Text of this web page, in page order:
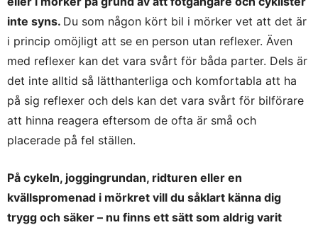
inte syns. Du som någon kört bil i mörker vet att det är
i princip omöjligt att se en person utan reflexer. Även
med reflexer kan det vara svårt för båda parter. Dels är
det inte alltid så lätthanterliga och komfortabla att ha
på sig reflexer och dels kan det vara svårt för bilförare
att hinna reagera eftersom de ofta är små och
placerade på fel ställen.
På cykeln, joggingrundan, ridturen eller en
kvällspromenad i mörkret vill du såklart känna dig
trygg och säker – nu finns ett sätt som aldrig varit